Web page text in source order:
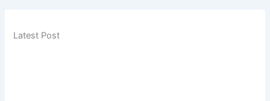
Latest Post